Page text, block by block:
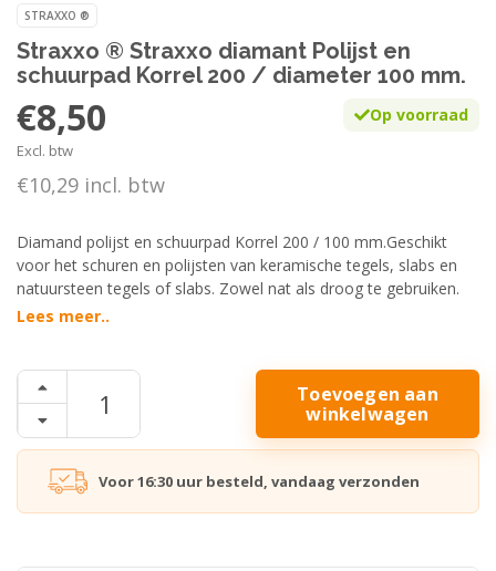
STRAXXO ®
Straxxo ® Straxxo diamant Polijst en
schuurpad Korrel 200 / diameter 100 mm.
€8,50
Excl. btw
€10,29 incl. btw
Op voorraad
Diamand polijst en schuurpad Korrel 200 / 100 mm.Geschikt
voor het schuren en polijsten van keramische tegels, slabs en
natuursteen tegels of slabs. Zowel nat als droog te gebruiken.
Lees meer..
Toevoegen aan
winkelwagen
Voor 16:30 uur besteld, vandaag verzonden